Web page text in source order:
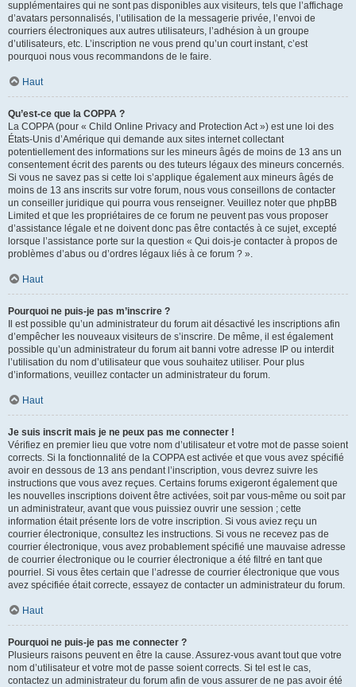
supplémentaires qui ne sont pas disponibles aux visiteurs, tels que l’affichage
d’avatars personnalisés, l’utilisation de la messagerie privée, l’envoi de
courriers électroniques aux autres utilisateurs, l’adhésion à un groupe
d’utilisateurs, etc. L’inscription ne vous prend qu’un court instant, c’est
pourquoi nous vous recommandons de le faire.
Haut
Qu’est-ce que la COPPA ?
La COPPA (pour « Child Online Privacy and Protection Act ») est une loi des
États-Unis d’Amérique qui demande aux sites internet collectant
potentiellement des informations sur les mineurs âgés de moins de 13 ans un
consentement écrit des parents ou des tuteurs légaux des mineurs concernés.
Si vous ne savez pas si cette loi s’applique également aux mineurs âgés de
moins de 13 ans inscrits sur votre forum, nous vous conseillons de contacter
un conseiller juridique qui pourra vous renseigner. Veuillez noter que phpBB
Limited et que les propriétaires de ce forum ne peuvent pas vous proposer
d’assistance légale et ne doivent donc pas être contactés à ce sujet, excepté
lorsque l’assistance porte sur la question « Qui dois-je contacter à propos de
problèmes d’abus ou d’ordres légaux liés à ce forum ? ».
Haut
Pourquoi ne puis-je pas m’inscrire ?
Il est possible qu’un administrateur du forum ait désactivé les inscriptions afin
d’empêcher les nouveaux visiteurs de s’inscrire. De même, il est également
possible qu’un administrateur du forum ait banni votre adresse IP ou interdit
l’utilisation du nom d’utilisateur que vous souhaitez utiliser. Pour plus
d’informations, veuillez contacter un administrateur du forum.
Haut
Je suis inscrit mais je ne peux pas me connecter !
Vérifiez en premier lieu que votre nom d’utilisateur et votre mot de passe soient
corrects. Si la fonctionnalité de la COPPA est activée et que vous avez spécifié
avoir en dessous de 13 ans pendant l’inscription, vous devrez suivre les
instructions que vous avez reçues. Certains forums exigeront également que
les nouvelles inscriptions doivent être activées, soit par vous-même ou soit par
un administrateur, avant que vous puissiez ouvrir une session ; cette
information était présente lors de votre inscription. Si vous aviez reçu un
courrier électronique, consultez les instructions. Si vous ne recevez pas de
courrier électronique, vous avez probablement spécifié une mauvaise adresse
de courrier électronique ou le courrier électronique a été filtré en tant que
pourriel. Si vous êtes certain que l’adresse de courrier électronique que vous
avez spécifiée était correcte, essayez de contacter un administrateur du forum.
Haut
Pourquoi ne puis-je pas me connecter ?
Plusieurs raisons peuvent en être la cause. Assurez-vous avant tout que votre
nom d’utilisateur et votre mot de passe soient corrects. Si tel est le cas,
contactez un administrateur du forum afin de vous assurer de ne pas avoir été